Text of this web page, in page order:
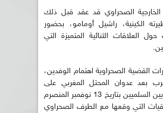
الصحراوي قد عقد قبل ذلك
الكينية، راشيل أومامو، بحضور
العلاقات الثنائية المتميزة التي
القضية الصحراوية اهتمام الوفدين،
بعد عدوان المحتل المغربي على
المتظاهرين الصحراويين السلميين بتاريخ 13 نوفمبر المنصرم
التي وقعها مع الطرف الصحراوي